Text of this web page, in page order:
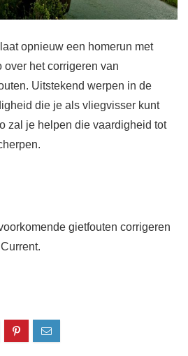
opnieuw een homerun met
het corrigeren van
Uitstekend werpen in de
die je als vliegvisser kunt
zal je helpen die vaardigheid tot
gietfouten corrigeren